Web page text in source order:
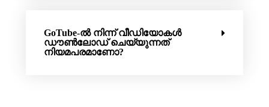
GoTube-ൽ നിന്ന് വീഡിയോകൾ
ഡൗൺലോഡ് ചെയ്യുന്നത്
നിയമപരമാണോ?